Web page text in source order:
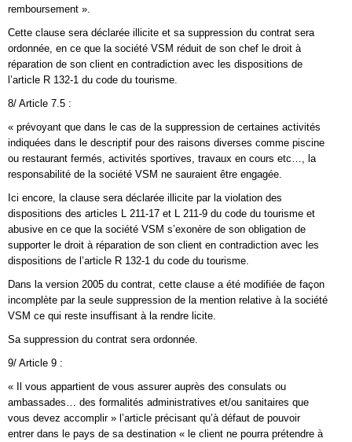
remboursement ».
Cette clause sera déclarée illicite et sa suppression du contrat sera
ordonnée, en ce que la société VSM réduit de son chef le droit à
réparation de son client en contradiction avec les dispositions de
l’article R 132-1 du code du tourisme.
8/ Article 7.5 :
« prévoyant que dans le cas de la suppression de certaines activités
indiquées dans le descriptif pour des raisons diverses comme piscine
ou restaurant fermés, activités sportives, travaux en cours etc…, la
responsabilité de la société VSM ne sauraient être engagée.
Ici encore, la clause sera déclarée illicite par la violation des
dispositions des articles L 211-17 et L 211-9 du code du tourisme et
abusive en ce que la société VSM s’exonère de son obligation de
supporter le droit à réparation de son client en contradiction avec les
dispositions de l’article R 132-1 du code du tourisme.
Dans la version 2005 du contrat, cette clause a été modifiée de façon
incomplète par la seule suppression de la mention relative à la société
VSM ce qui reste insuffisant à la rendre licite.
Sa suppression du contrat sera ordonnée.
9/ Article 9 :
« Il vous appartient de vous assurer auprès des consulats ou
ambassades… des formalités administratives et/ou sanitaires que
vous devez accomplir » l’article précisant qu’à défaut de pouvoir
entrer dans le pays de sa destination « le client ne pourra prétendre à